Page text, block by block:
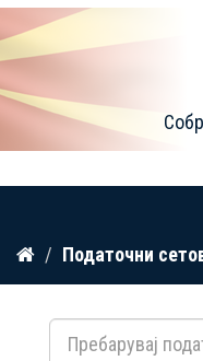
Прескокнете
содржина
Податочни